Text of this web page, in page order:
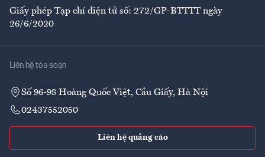
Giấy phép Tạp chí điện tử số: 272/GP-BTTTT ngày
26/6/2020
Liên hệ tòa soạn
Số 96-98 Hoàng Quốc Việt, Cầu Giấy, Hà Nội
02437552050
Liên hệ quảng cáo